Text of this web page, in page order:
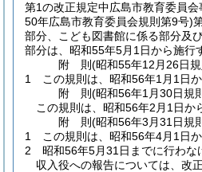
第1の改正規定中広島市教育委員会
50年広島市教育委員会規則第9号)
部分、こども図書館に係る部分及
部分は、昭和55年5月1日から施行
附 則(昭和55年12月26日
1
この規則は、昭和56年1月1日か
附 則(昭和56年1月30日規
この規則は、昭和56年2月1日か
附 則(昭和56年3月31日規
1
この規則は、昭和56年4月1日か
2
昭和56年5月31日までに行わ
収入役への報告については、改